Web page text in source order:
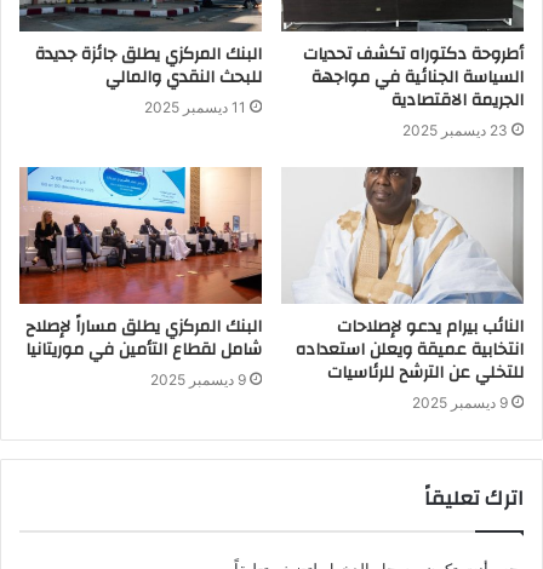
أطروحة دكتوراه تكشف تحديات
السياسة الجنائية في مواجهة
الجريمة الاقتصادية
23 ديسمبر 2025
البنك المركزي يطلق جائزة جديدة
للبحث النقدي والمالي
11 ديسمبر 2025
النائب بيرام يدعو لإصلاحات
انتخابية عميقة ويعلن استعداده
للتخلي عن الترشح للرئاسيات
9 ديسمبر 2025
البنك المركزي يطلق مساراً لإصلاح
شامل لقطاع التأمين في موريتانيا
9 ديسمبر 2025
اترك تعليقاً